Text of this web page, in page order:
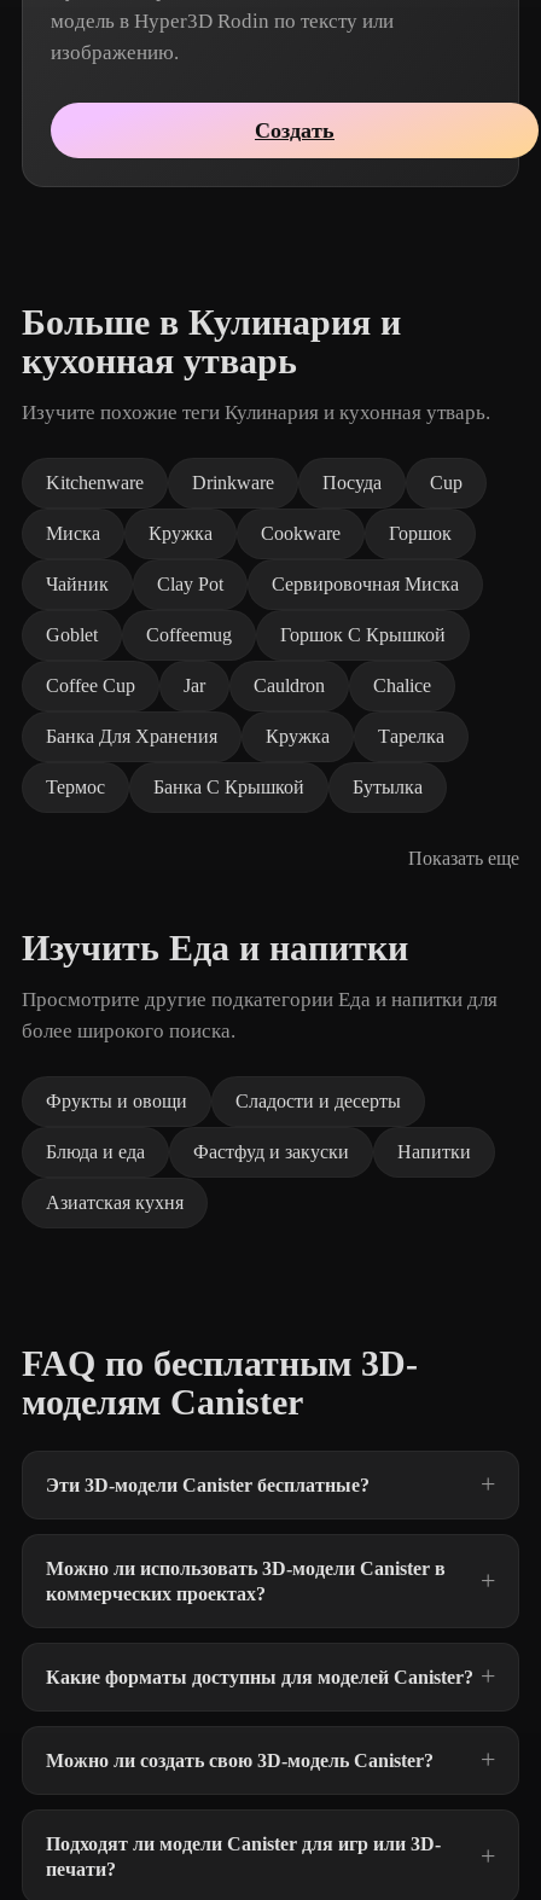
модель в Hyper3D Rodin по тексту или
изображению.
Создать
Больше в Кулинария и
кухонная утварь
Изучите похожие теги Кулинария и кухонная утварь.
Kitchenware Drinkware Посуда Cup
Миска Кружка Cookware Горшок
Чайник Clay Pot Сервировочная Миска
Goblet Coffeemug Горшок С Крышкой
Coffee Cup Jar Cauldron Chalice
Банка Для Хранения Кружка Тарелка
Термос Банка С Крышкой Бутылка
Показать еще
Изучить Еда и напитки
Просмотрите другие подкатегории Еда и напитки для
более широкого поиска.
Фрукты и овощи Сладости и десерты
Блюда и еда Фастфуд и закуски Напитки
Азиатская кухня
FAQ по бесплатным 3D-
моделям Canister
Эти 3D-модели Canister бесплатные?
Можно ли использовать 3D-модели Canister в
коммерческих проектах?
Какие форматы доступны для моделей Canister?
Можно ли создать свою 3D-модель Canister?
Подходят ли модели Canister для игр или 3D-
печати?